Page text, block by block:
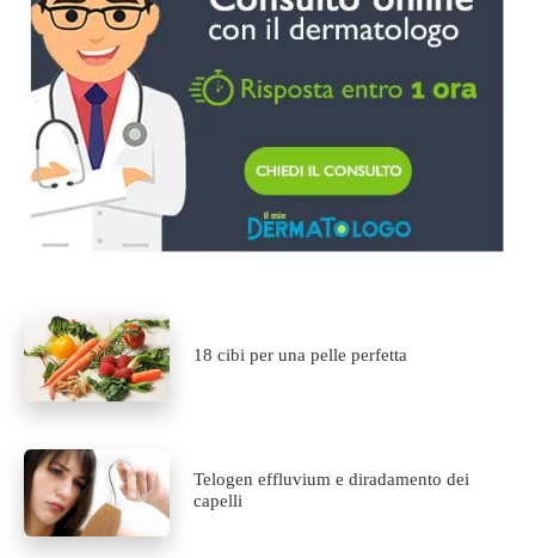
18 cibi per una pelle perfetta
Telogen effluvium e diradamento dei
capelli